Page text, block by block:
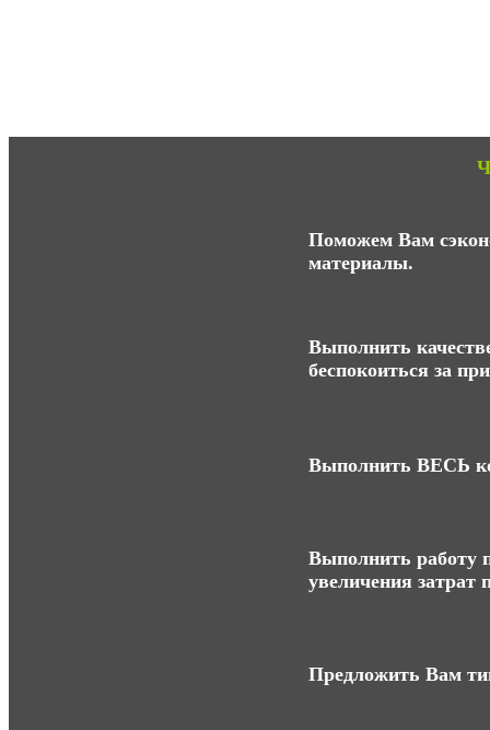
Поможем Вам
материалы.
Выполнить
беспокоиться за
Выполнить ВЕСЬ
Выполнить работу
увеличения затрат
Предложить Вам